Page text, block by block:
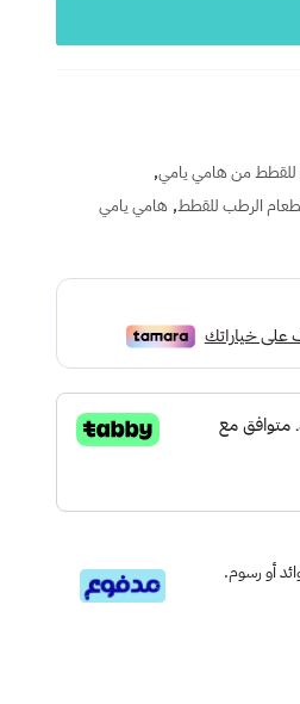
للقطط من هامي يامي,
الرطب للقطط, هامي يامي
بدون فوائد أو رسوم.